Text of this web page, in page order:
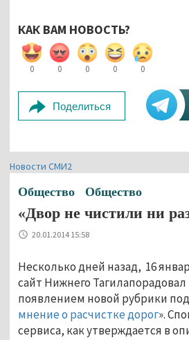
КАК ВАМ НОВОСТЬ?
0 0 0 0 0
Поделиться
Новости СМИ2
Общество Общество
«Двор не чистили ни
20.01.2014 15:58
Несколько дней назад, 16
сайт Нижнего Тагилапорадовал
появлением новой рубрики
мнение о расчистке дорог».
сервиса, как утверждается в